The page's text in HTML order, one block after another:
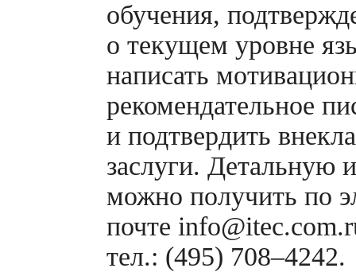
обучения,
о текущем уровне
написать
рекомендательное
и подтвердить
заслуги. Детальную
можно получить по
почте
тел.: (495) 708–4242.